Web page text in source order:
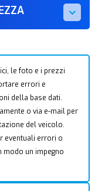
le foto e i prezzi
errori e
della base dati.
o via e-mail per
del veicolo.
eventuali errori o
modo un impegno